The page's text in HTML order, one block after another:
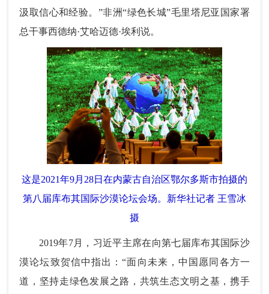
汲取信心和经验。”非洲“绿色长城”毛里塔尼亚国家署
总干事西德纳·艾哈迈德·埃利说。
这是2021年9月28日在内蒙古自治区鄂尔多斯市拍摄的
第八届库布其国际沙漠论坛会场。新华社记者 王雪冰
摄
2019年7月，习近平主席在向第七届库布其国际沙
漠论坛致贺信中指出：“面向未来，中国愿同各方一
道，坚持走绿色发展之路，共筑生态文明之基，携手